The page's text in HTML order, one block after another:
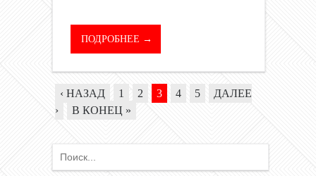
ПОДРОБНЕЕ →
‹ НАЗАД 1 2 3 4 5
ДАЛЕЕ
›
В КОНЕЦ »